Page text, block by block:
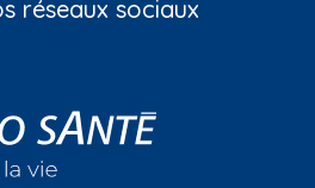
réseaux sociaux